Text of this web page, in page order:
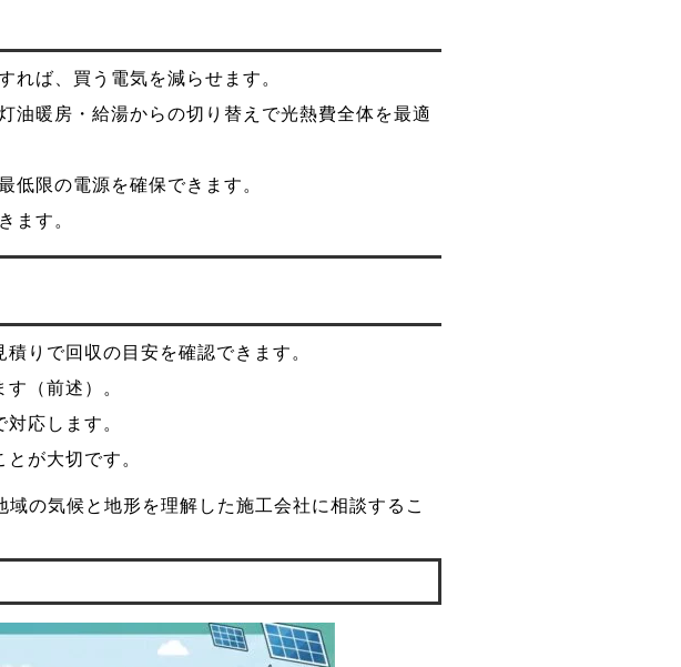
れば、買う電気を減らせます。
油暖房・給湯からの切り替えで光熱費全体を最適
低限の電源を確保できます。
ます。
りで回収の目安を確認できます。
（前述）。
応します。
が大切です。
の気候と地形を理解した施工会社に相談するこ